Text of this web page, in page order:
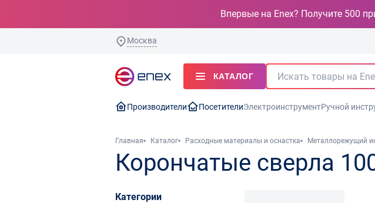
Впервые на Enex? Получите 500
Москва
КАТАЛОГ
Производители ПосетителиЭлектроинструментРучной
Главная Каталог Расходные материалы и оснастка Металлорежущий
Корончатые сверла
Категории